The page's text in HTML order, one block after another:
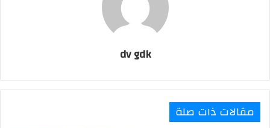
dv gdk
مقالات ذات صلة